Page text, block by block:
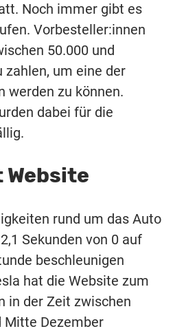
Noch immer gibt es
Vorbesteller:innen
50.000 und
zahlen, um eine der
werden zu können.
dabei für die
Website
rund um das Auto
Sekunden von 0 auf
beschleunigen
hat die Website zum
in der Zeit zwischen
Mitte Dezember